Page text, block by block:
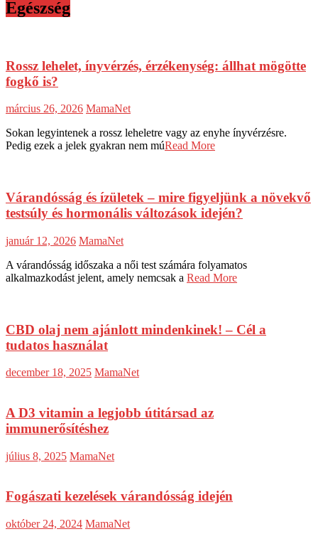
Egészség
Rossz lehelet, ínyvérzés, érzékenység: állhat mögötte
fogkő is?
március 26, 2026 MamaNet
Sokan legyintenek a rossz leheletre vagy az enyhe ínyvérzésre.
Pedig ezek a jelek gyakran nem múRead More
Várandósság és ízületek – mire figyeljünk a növekvő
testsúly és hormonális változások idején?
január 12, 2026 MamaNet
A várandósság időszaka a női test számára folyamatos
alkalmazkodást jelent, amely nemcsak a Read More
CBD olaj nem ajánlott mindenkinek! – Cél a
tudatos használat
december 18, 2025 MamaNet
A D3 vitamin a legjobb útitársad az
immunerősítéshez
július 8, 2025 MamaNet
Fogászati kezelések várandósság idején
október 24, 2024 MamaNet